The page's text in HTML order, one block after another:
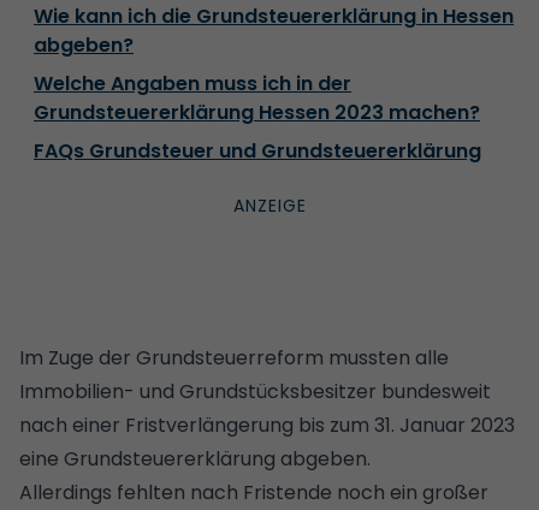
Wie kann ich die Grundsteuererklärung in Hessen
abgeben?
Welche Angaben muss ich in der
Grundsteuererklärung Hessen 2023 machen?
FAQs Grundsteuer und Grundsteuererklärung
Im Zuge der Grundsteuerreform mussten alle
Immobilien- und Grundstücksbesitzer bundesweit
nach einer Fristverlängerung bis zum 31. Januar 2023
eine Grundsteuererklärung abgeben.
Allerdings fehlten nach Fristende noch ein großer